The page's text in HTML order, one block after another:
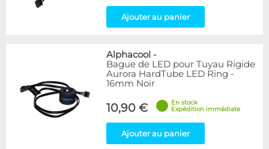
Ajouter au panier
Alphacool -
Bague de LED pour Tuyau Rigide
Aurora HardTube LED Ring -
16mm Noir
10,90 €
En stock
Expédition immédiate
Ajouter au panier